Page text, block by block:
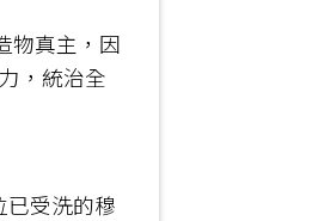
物真主，因
，統治全
已受洗的穆